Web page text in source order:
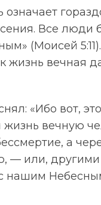
означает
Все люди
(Моисей
жизнь вечная
«Ибо вот,
вечную
а
— или,
нашим